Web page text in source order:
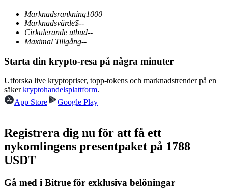
Derivat för aktier, valuta, ädelmetaller och råvaror
Futures med USDC som säkerhet
Marknadsrankning1000+
Marknadsvärde$--
Cirkulerande utbud--
Maximal Tillgång--
Starta din krypto-resa på några minuter
Utforska live kryptopriser, topp-tokens och marknadstrender på en
säkerkryptohandelsplattform.
App Store
Google Play
Registrera dig nu för att få ett
nykomlingens presentpaket på 1788
USDT
Gå med i Bitrue för exklusiva belöningar